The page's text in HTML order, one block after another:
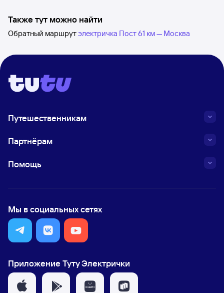
Также тут можно найти
Обратный маршрутэлектричка Пост 61 км — Москва
Путешественникам
Партнёрам
Помощь
Мы в социальных сетях
Приложение Туту Электрички